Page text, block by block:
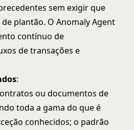
sem exigir que
plantão. O Anomaly Agent
contínuo de
de transações e
:
ou documentos de
toda a gama do que é
conhecidos; o padrão